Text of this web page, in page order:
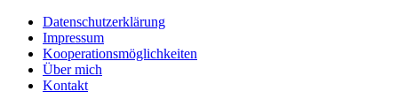
Datenschutzerklärung
Impressum
Kooperationsmöglichkeiten
Über mich
Kontakt